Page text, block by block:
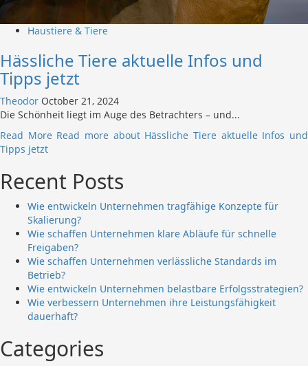
Haustiere & Tiere
Hässliche Tiere aktuelle Infos und
Tipps jetzt
Theodor October 21, 2024
Die Schönheit liegt im Auge des Betrachters – und...
Read More Read more about Hässliche Tiere aktuelle Infos und
Tipps jetzt
Recent Posts
Wie entwickeln Unternehmen tragfähige Konzepte für
Skalierung?
Wie schaffen Unternehmen klare Abläufe für schnelle
Freigaben?
Wie schaffen Unternehmen verlässliche Standards im
Betrieb?
Wie entwickeln Unternehmen belastbare Erfolgsstrategien?
Wie verbessern Unternehmen ihre Leistungsfähigkeit
dauerhaft?
Categories